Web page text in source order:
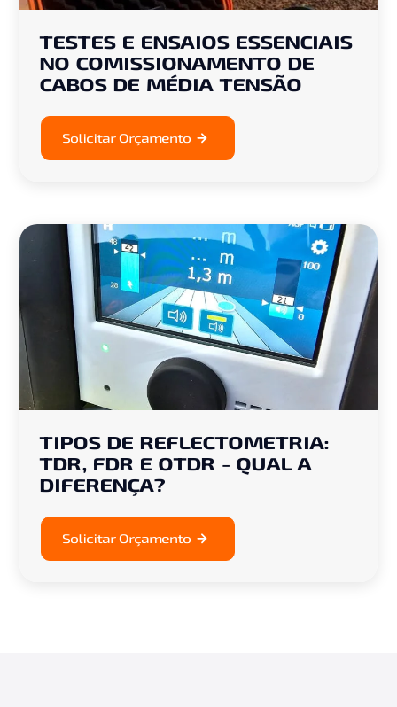
TESTES E ENSAIOS ESSENCIAIS
NO COMISSIONAMENTO DE
CABOS DE MÉDIA TENSÃO
Solicitar Orçamento
TIPOS DE REFLECTOMETRIA:
TDR, FDR E OTDR - QUAL A
DIFERENÇA?
Solicitar Orçamento